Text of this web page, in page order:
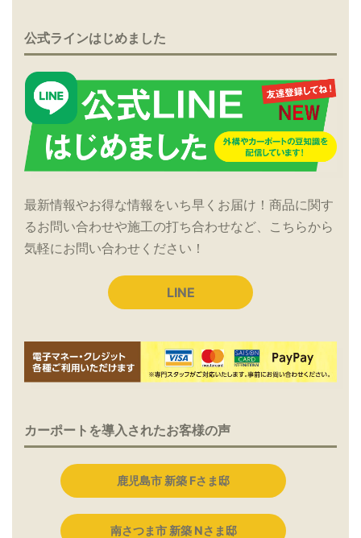
公式ラインはじめました
最新情報やお得な情報をいち早くお届け！商品に関す
るお問い合わせや施工の打ち合わせなど、こちらから
気軽にお問い合わせください！
LINE
カーポートを導入されたお客様の声
鹿児島市 新築 Fさま邸
南さつま市 新築 Nさま邸